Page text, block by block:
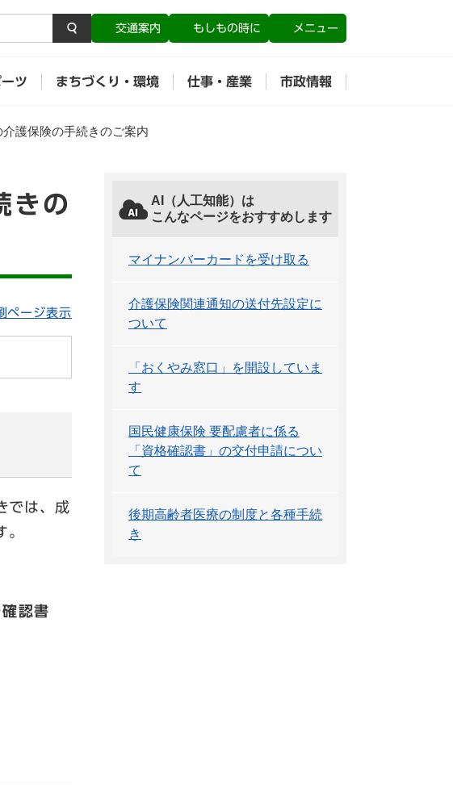
交通案内 もしもの時に メニュー
ツ まちづくり・環境 仕事・産業 市政情報
護保険の手続きのご案内
きの
ページ表示
では、成
認書
AI（人工知能）は
こんなページをおすすめします
マイナンバーカードを受け取る
介護保険関連通知の送付先設定に
ついて
「おくやみ窓口」を開設していま
す
国民健康保険 要配慮者に係る
「資格確認書」の交付申請につい
て
後期高齢者医療の制度と各種手続
き